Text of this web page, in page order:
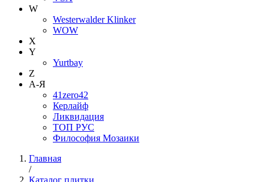
W
Westerwalder Klinker
WOW
X
Y
Yurtbay
Z
А-Я
41zero42
Керлайф
Ликвидация
ТОП РУС
Философия Мозаики
Главная
/
Каталог плитки